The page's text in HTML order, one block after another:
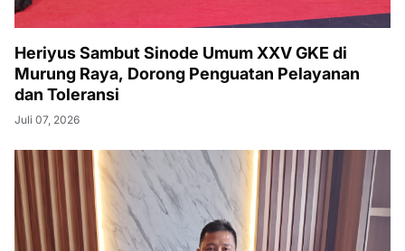
Heriyus Sambut Sinode Umum XXV GKE di
Murung Raya, Dorong Penguatan Pelayanan
dan Toleransi
Juli 07, 2026